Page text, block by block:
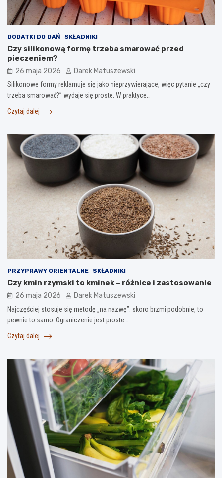
DODATKI DO DAŃ SKŁADNIKI
Czy silikonową formę trzeba smarować przed
pieczeniem?
26 maja 2026 Darek Matuszewski
Silikonowe formy reklamuje się jako nieprzywierające, więc pytanie „czy
trzeba smarować?” wydaje się proste. W praktyce…
Czytaj dalej
PRZYPRAWY ORIENTALNE SKŁADNIKI
Czy kmin rzymski to kminek – różnice i zastosowanie
26 maja 2026 Darek Matuszewski
Najczęściej stosuje się metodę „na nazwę”: skoro brzmi podobnie, to
pewnie to samo. Ograniczenie jest proste…
Czytaj dalej